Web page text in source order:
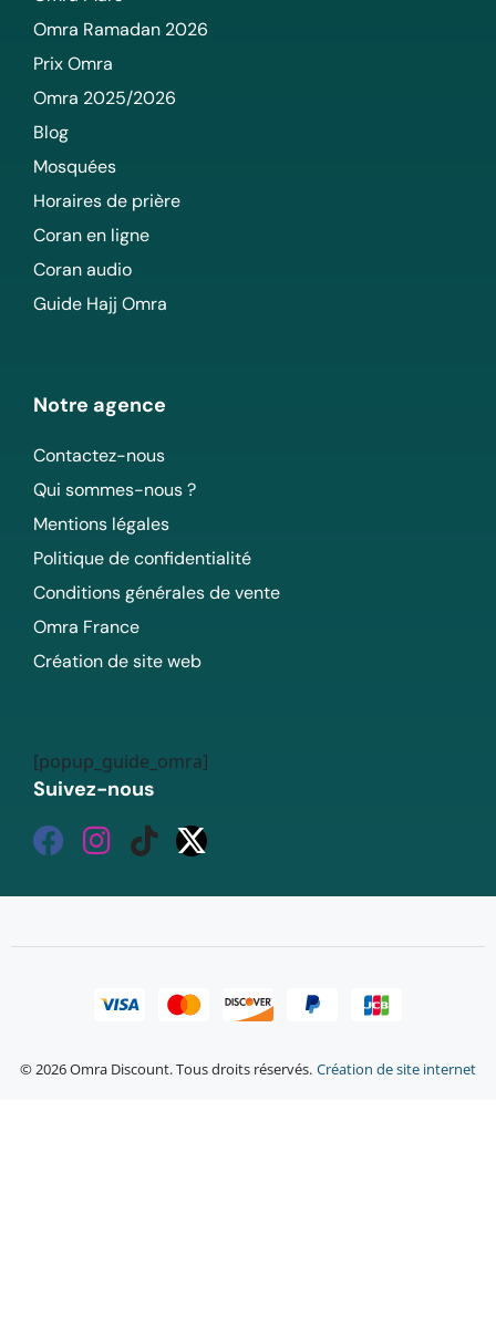
Omra Ramadan 2026
Prix Omra
Omra 2025/2026
Blog
Mosquées
Horaires de prière
Coran en ligne
Coran audio
Guide Hajj Omra
Notre agence
Contactez-nous
Qui sommes-nous ?
Mentions légales
Politique de confidentialité
Conditions générales de vente
Omra France
Création de site web
[popup_guide_omra]
Suivez-nous
© 2026 Omra Discount. Tous droits réservés. Création de site internet